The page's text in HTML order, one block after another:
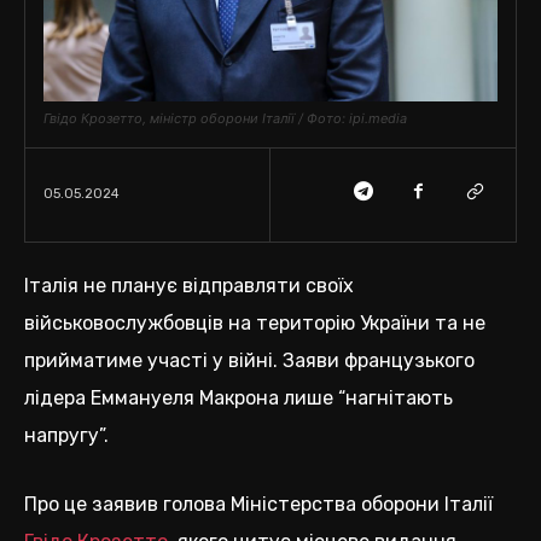
Гвідо Крозетто, міністр оборони Італії / Фото: ipi.media
05.05.2024
Італія не планує відправляти своїх
військовослужбовців на територію України та не
прийматиме участі у війні. Заяви французького
лідера Еммануеля Макрона лише “нагнітають
напругу”.
Про це заявив голова Міністерства оборони Італії